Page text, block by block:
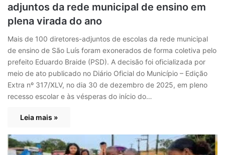
adjuntos da rede municipal de ensino em
plena virada do ano
Mais de 100 diretores-adjuntos de escolas da rede municipal
de ensino de São Luís foram exonerados de forma coletiva pelo
prefeito Eduardo Braide (PSD). A decisão foi oficializada por
meio de ato publicado no Diário Oficial do Município – Edição
Extra nº 317/XLV, no dia 30 de dezembro de 2025, em pleno
recesso escolar e às vésperas do início do…
Leia mais »